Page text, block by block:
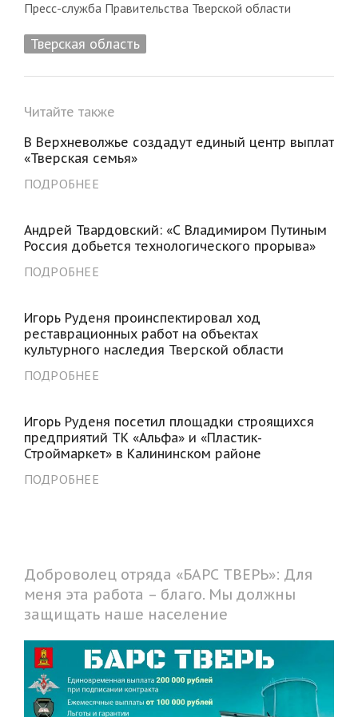
Пресс-служба Правительства Тверской области
Тверская область
Читайте также
В Верхневолжье создадут единый центр выплат
«Тверская семья»
ПОДРОБНЕЕ
Андрей Твардовский: «С Владимиром Путиным
Россия добьется технологического прорыва»
ПОДРОБНЕЕ
Игорь Руденя проинспектировал ход
реставрационных работ на объектах
культурного наследия Тверской области
ПОДРОБНЕЕ
Игорь Руденя посетил площадки строящихся
предприятий ТК «Альфа» и «Пластик-
Строймаркет» в Калининском районе
ПОДРОБНЕЕ
Доброволец отряда «БАРС ТВЕРЬ»: Для
меня эта работа – благо. Мы должны
защищать наше население